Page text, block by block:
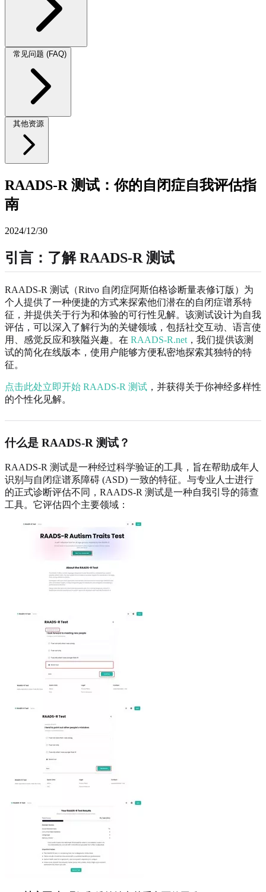
常见问题 (FAQ)
其他资源
RAADS-R 测试：你的自闭症自我评估指
南
2024/12/30
引言：了解 RAADS-R 测试
RAADS-R 测试（Ritvo 自闭症阿斯伯格诊断量表修订版）为
个人提供了一种便捷的方式来探索他们潜在的自闭症谱系特
征，并提供关于行为和体验的可行性见解。该测试设计为自我
评估，可以深入了解行为的关键领域，包括社交互动、语言使
用、感觉反应和狭隘兴趣。在 RAADS-R.net ，我们提供该测
试的简化在线版本，使用户能够方便私密地探索其独特的特
征。
点击此处立即开始 RAADS-R 测试 ，并获得关于你神经多样性
的个性化见解。
什么是 RAADS-R 测试？
RAADS-R 测试是一种经过科学验证的工具，旨在帮助成年人
识别与自闭症谱系障碍 (ASD) 一致的特征。与专业人士进行
的正式诊断评估不同，RAADS-R 测试是一种自我引导的筛查
工具。它评估四个主要领域：